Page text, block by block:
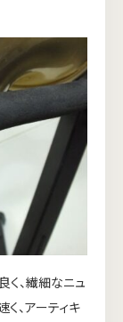
、繊細なニュ
、アーティキ